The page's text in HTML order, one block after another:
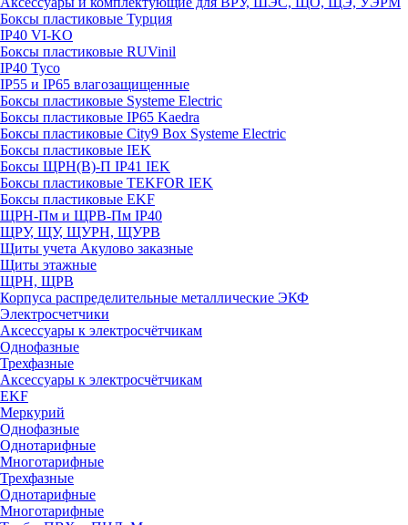
Боксы пластиковые Турция
IP40 VI-KO
Боксы пластиковые RUVinil
IP40 Тусо
IP55 и IP65 влагозащищенные
Боксы пластиковые Systeme Electric
Боксы пластиковые IP65 Kaedra
Боксы пластиковые City9 Box Systeme Electric
Боксы пластиковые IEK
Боксы ЩРН(В)-П IP41 IEK
Боксы пластиковые TEKFOR IEK
Боксы пластиковые EKF
ЩРН-Пм и ЩРВ-Пм IP40
ЩРУ, ЩУ, ЩУРН, ЩУРВ
Щиты учета Акулово заказные
Щиты этажные
ЩРН, ЩРВ
Корпуса распределительные металлические ЭКФ
Электросчетчики
Аксессуары к электросчётчикам
Однофазные
Трехфазные
Аксессуары к электросчётчикам
EKF
Меркурий
Однофазные
Однотарифные
Многотарифные
Трехфазные
Однотарифные
Многотарифные